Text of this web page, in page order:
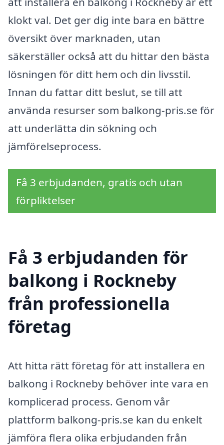
klokt val. Det ger dig inte bara en bättre
översikt över marknaden, utan
säkerställer också att du hittar den bästa
lösningen för ditt hem och din livsstil.
Innan du fattar ditt beslut, se till att
använda resurser som balkong-pris.se för
att underlätta din sökning och
jämförelseprocess.
Få 3 erbjudanden, gratis och utan
förpliktelser
Få 3 erbjudanden för
balkong i Rockneby
från professionella
företag
Att hitta rätt företag för att installera en
balkong i Rockneby behöver inte vara en
komplicerad process. Genom vår
plattform balkong-pris.se kan du enkelt
jämföra flera olika erbjudanden från